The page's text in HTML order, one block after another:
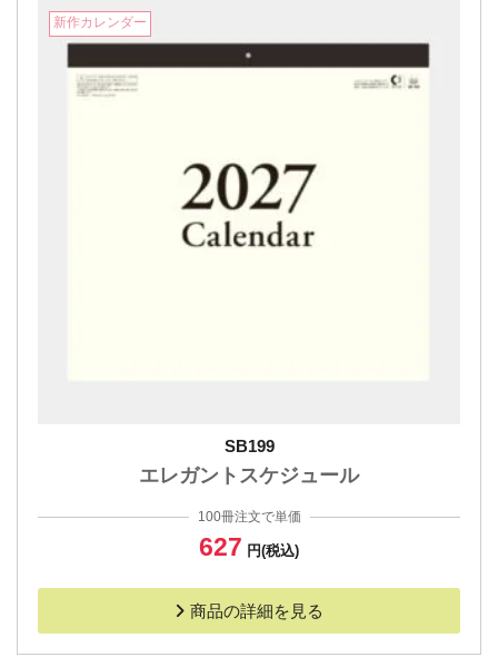
新作カレンダー
SB199
エレガントスケジュール
100冊注文で単価
627 円(税込)
商品の詳細を見る